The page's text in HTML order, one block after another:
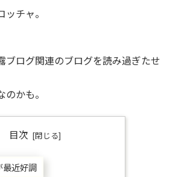
チャ。
ブログ関連のブログを読み過ぎたせ
かも。
目次
最近好調